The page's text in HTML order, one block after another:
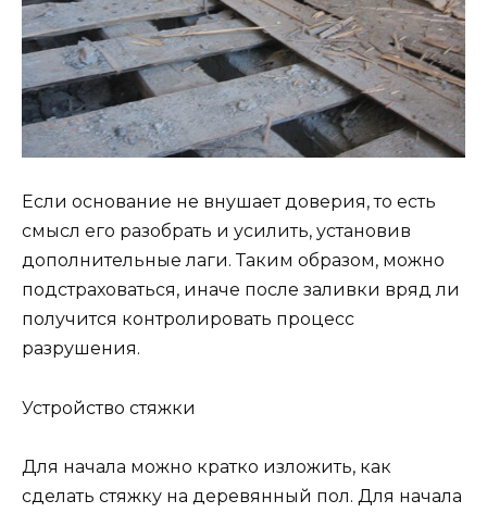
Если основание не внушает доверия, то есть
смысл его разобрать и усилить, установив
дополнительные лаги. Таким образом, можно
подстраховаться, иначе после заливки вряд ли
получится контролировать процесс
разрушения.
Устройство стяжки
Для начала можно кратко изложить, как
сделать стяжку на деревянный пол. Для начала